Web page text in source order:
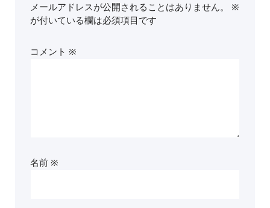
メールアドレスが公開されることはありません。
※
が付いている欄は必須項目です
コメント ※
名前※